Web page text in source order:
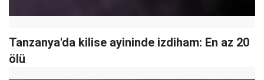
Tanzanya'da kilise ayininde izdiham: En az 20
ölü